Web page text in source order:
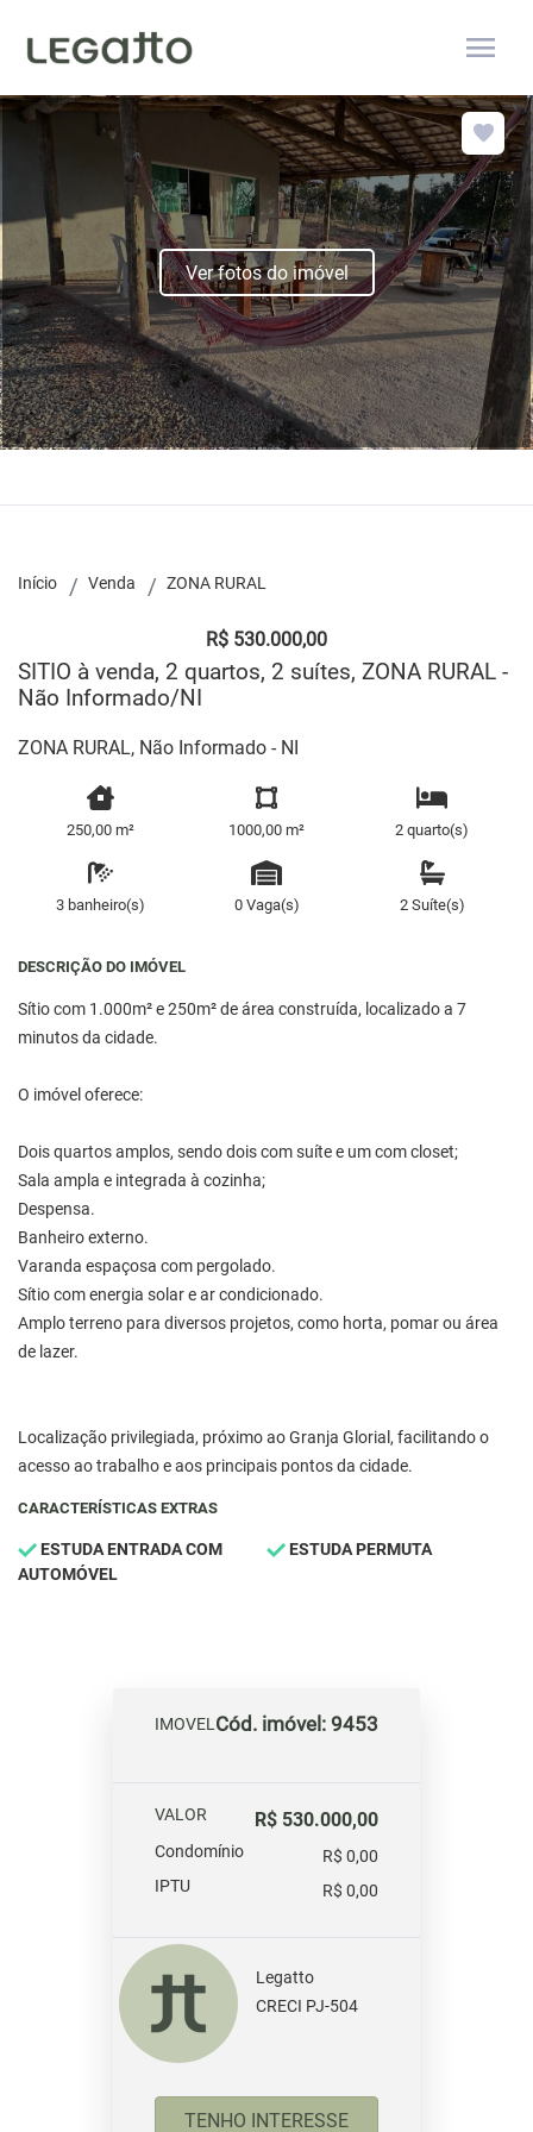
menu
Ver fotos do imóvel
Início Venda ZONA RURAL
R$ 530.000,00
SITIO à venda, 2 quartos, 2 suítes, ZONA RURAL -
Não Informado/NI
ZONA RURAL, Não Informado - NI
250,00 m² 1000,00 m² 2 quarto(s)
3 banheiro(s) 0 Vaga(s) 2 Suíte(s)
DESCRIÇÃO DO IMÓVEL
Sítio com 1.000m² e 250m² de área construída, localizado a 7
minutos da cidade.
O imóvel oferece:
Dois quartos amplos, sendo dois com suíte e um com closet;
Sala ampla e integrada à cozinha;
Despensa.
Banheiro externo.
Varanda espaçosa com pergolado.
Sítio com energia solar e ar condicionado.
Amplo terreno para diversos projetos, como horta, pomar ou área
de lazer.
Localização privilegiada, próximo ao Granja Glorial, facilitando o
acesso ao trabalho e aos principais pontos da cidade.
CARACTERÍSTICAS EXTRAS
ESTUDA ENTRADA COM
AUTOMÓVEL
ESTUDA PERMUTA
IMOVELCód. imóvel: 9453
VALOR R$ 530.000,00
Condomínio
R$ 0,00
IPTU
R$ 0,00
Legatto
CRECI PJ-504
TENHO INTERESSE